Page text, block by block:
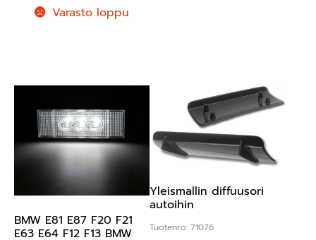
Varasto loppu
BMW E81 E87 F20 F21
E63 E64 F12 F13 BMW
Yleismallin diffuusori
autoihin
Tuotenro: 71076